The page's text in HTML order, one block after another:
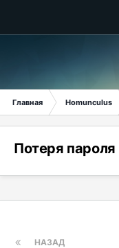
Главная Homunculus
Потеря пароля
НАЗАД